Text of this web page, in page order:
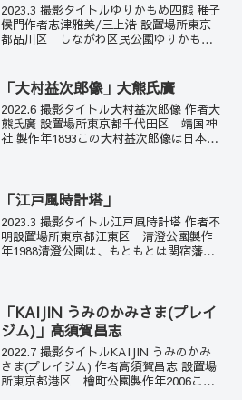
2023.3 撮影タイトルゆりかもめ四態 稚子
候門作者志津雅美/三上浩 設置場所東京
都品川区 しながわ区民公園ゆりかもめ
門の前で出迎えてくれるの意。帰去来辞
孤雲出...
「大村益次郎像」大熊氏廣
2022.6 撮影タイトル大村益次郎像 作者大
熊氏廣 設置場所東京都千代田区 靖国神
社 製作年1893この大村益次郎像は日本で
刻...
「江戸風時計塔」
2023.3 撮影タイトル江戸風時計塔 作者不
明設置場所東京都江東区 清澄公園製作
年1988清澄公園は、もともとは関宿藩久
清澄庭園...
「KAIJIN うみのかみさま(プレイ
ジム)」高須賀昌志
2022.7 撮影タイトルKAIJIN うみのかみ
さま(プレイジム) 作者高須賀昌志 設置場
所東京都港区 檜町公園製作年2006この